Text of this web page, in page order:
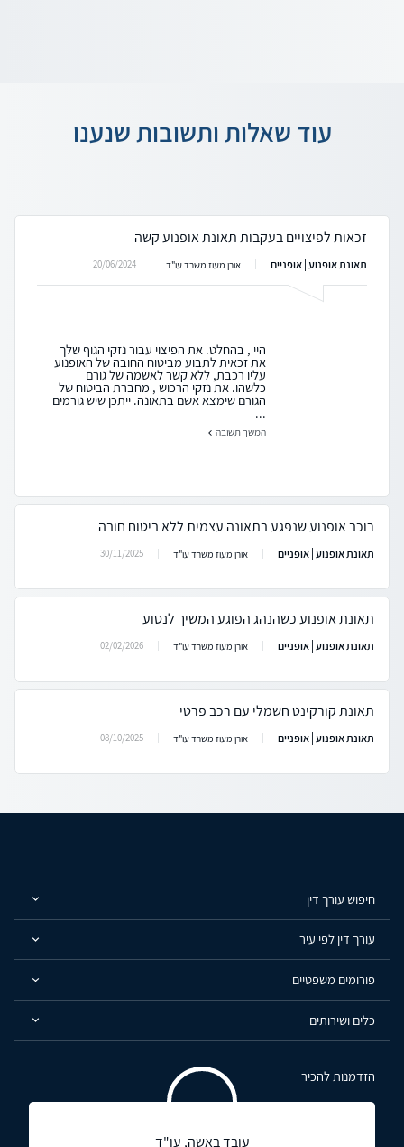
עוד שאלות ותשובות שנענו
זכאות לפיצויים בעקבות תאונת אופנוע קשה
תאונת אופנוע | אופניים אורן מעוז משרד עו"ד 20/06/2024
היי , בהחלט. את הפיצוי עבור נזקי הגוף שלך
את זכאית לתבוע מביטוח החובה של האופנוע
עליו רכבת, ללא קשר לאשמה של גורם
כלשהו. את נזקי הרכוש , מחברת הביטוח של
הגורם שימצא אשם בתאונה. ייתכן שיש גורמים
...
המשך תשובה
רוכב אופנוע שנפגע בתאונה עצמית ללא ביטוח חובה
תאונת אופנוע | אופניים אורן מעוז משרד עו"ד 30/11/2025
תאונת אופנוע כשהנהג הפוגע המשיך לנסוע
תאונת אופנוע | אופניים אורן מעוז משרד עו"ד 02/02/2026
תאונת קורקינט חשמלי עם רכב פרטי
תאונת אופנוע | אופניים אורן מעוז משרד עו"ד 08/10/2025
חיפוש עורך דין
עורך דין לפי עיר
פורומים משפטיים
כלים ושירותים
הזדמנות להכיר
עובד באשה, עו"ד